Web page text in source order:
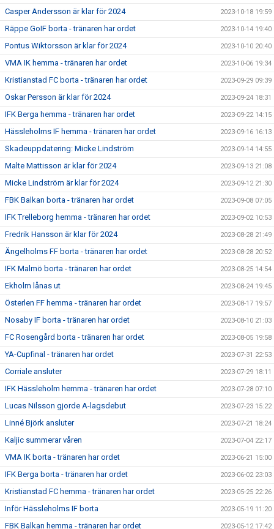
Casper Andersson är klar för 2024 2023-10-18 19:59
Räppe GoIF borta - tränaren har ordet 2023-10-14 19:40
Pontus Wiktorsson är klar för 2024 2023-10-10 20:40
VMA IK hemma - tränaren har ordet 2023-10-06 19:34
Kristianstad FC borta - tränaren har ordet 2023-09-29 09:39
Oskar Persson är klar för 2024 2023-09-24 18:31
IFK Berga hemma - tränaren har ordet 2023-09-22 14:15
Hässleholms IF hemma - tränaren har ordet 2023-09-16 16:13
Skadeuppdatering: Micke Lindström 2023-09-14 14:55
Malte Mattisson är klar för 2024 2023-09-13 21:08
Micke Lindström är klar för 2024 2023-09-12 21:30
FBK Balkan borta - tränaren har ordet 2023-09-08 07:05
IFK Trelleborg hemma - tränaren har ordet 2023-09-02 10:53
Fredrik Hansson är klar för 2024 2023-08-28 21:49
Ängelholms FF borta - tränaren har ordet 2023-08-28 20:52
IFK Malmö borta - tränaren har ordet 2023-08-25 14:54
Ekholm lånas ut 2023-08-24 19:45
Österlen FF hemma - tränaren har ordet 2023-08-17 19:57
Nosaby IF borta - tränaren har ordet 2023-08-10 21:03
FC Rosengård borta - tränaren har ordet 2023-08-05 19:58
YA-Cupfinal - tränaren har ordet 2023-07-31 22:53
Corriale ansluter 2023-07-29 18:11
IFK Hässleholm hemma - tränaren har ordet 2023-07-28 07:10
Lucas Nilsson gjorde A-lagsdebut 2023-07-23 15:22
Linné Björk ansluter 2023-07-21 18:24
Kaljic summerar våren 2023-07-04 22:17
VMA IK borta - tränaren har ordet 2023-06-21 15:00
IFK Berga borta - tränaren har ordet 2023-06-02 23:03
Kristianstad FC hemma - tränaren har ordet 2023-05-25 22:26
Inför Hässleholms IF borta 2023-05-19 11:20
FBK Balkan hemma - tränaren har ordet 2023-05-12 17:42